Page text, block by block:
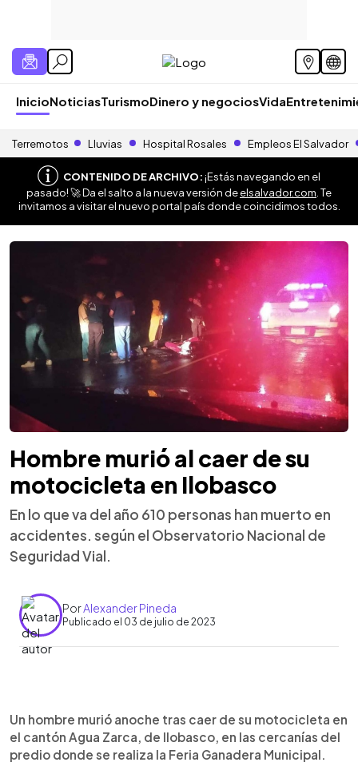
InicioNoticiasTurismoDinero y negociosVida
Terremotos Lluvias Hospital Rosales Empleos El Salvador
CONTENIDO DE ARCHIVO:¡Estás navegando en el
pasado! 🚀 Da el salto a la nueva versión deelsalvador.com . Te
invitamos a visitar el nuevo portal país donde coincidimos todos.
Hombre murió al caer de su
motocicleta en Ilobasco
En lo que va del año 610 personas han muerto en
accidentes. según el Observatorio Nacional de
Seguridad Vial.
PorAlexander Pineda
Publicado el 03 de julio de 2023
► Escuchar artículo
Un hombre murió anoche tras caer de su motocicleta en
el cantón Agua Zarca, de Ilobasco, en las cercanías del
predio donde se realiza la Feria Ganadera Municipal.